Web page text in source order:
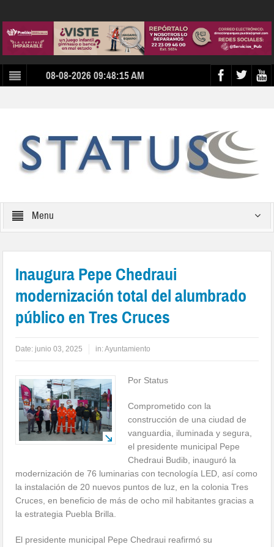
08-08-2026 09:48:15 AM
Menu
Inaugura Pepe Chedraui
modernización total del alumbrado
público en Tres Cruces
Date: junio 03, 2025 in:Ayuntamiento
Por Status
Comprometido con la
construcción de una ciudad de
vanguardia, iluminada y segura,
el presidente municipal Pepe
Chedraui Budib, inauguró la
modernización de 76 luminarias con tecnología LED, así como
la instalación de 20 nuevos puntos de luz, en la colonia Tres
Cruces, en beneficio de más de ocho mil habitantes gracias a
la estrategia Puebla Brilla.
El presidente municipal Pepe Chedraui reafirmó su